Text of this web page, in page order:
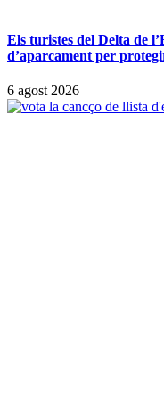
Els turistes del Delta de
d’aparcament per
6 agost 2026